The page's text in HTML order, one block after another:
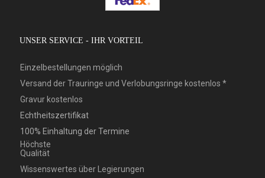
UNSER SERVICE - IHR VORTEIL
Einzelbestellungen möglich
Versand der Trauringe und Verlobungsringe kostenlos *
Gravur kostenlos
Echtheitszertifikat
100% Einhaltung der Termine
Höchste
Qualität
Wissenswertes über Legierungen